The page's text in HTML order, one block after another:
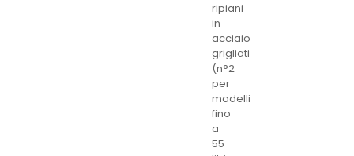
ripiani
in
acciaio
grigliati
(n°2
per
modelli
fino
a
55